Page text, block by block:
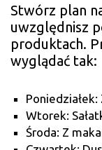
Stwórz plan
uwzględnisz
produktach.
wyglądać tak:
Wtorek:
Środa: Z